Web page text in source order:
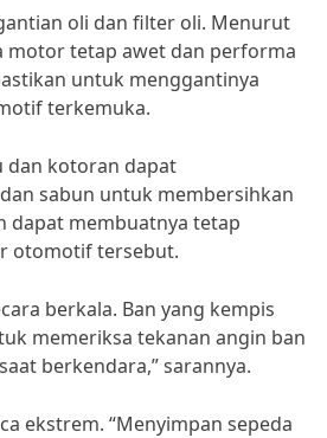
oli dan filter oli. Menurut
motor tetap awet dan performa
untuk menggantinya
terkemuka.
dan kotoran dapat
sabun untuk membersihkan
dapat membuatnya tetap
otomotif tersebut.
berkala. Ban yang kempis
memeriksa tekanan angin ban
berkendara,” sarannya.
ekstrem. “Menyimpan sepeda